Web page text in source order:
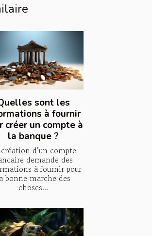
sont les
à fournir
créer un compte à
la banque ?
d’un compte
demande des
à fournir pour
bonne marche des
choses...